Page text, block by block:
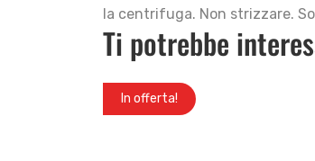
la centrifuga. Non strizzare.
Ti potrebbe
In offerta!